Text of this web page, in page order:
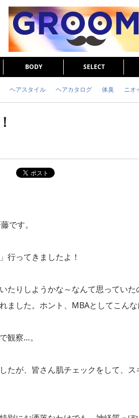
BODY SELECT
ヘアスタイル ヘアカタログ 体臭 ニオ
です。
行ってきましたよ！
たりしようかな～なんて思ってい
した。ホント、MBAとしてこんな
観察…。
たが、皆さん肌チェックをして、